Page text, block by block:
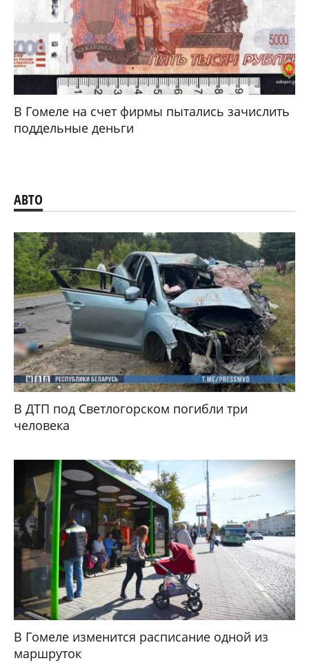
В Гомеле на счет фирмы пытались зачислить
поддельные деньги
АВТО
В ДТП под Светлогорском погибли три
человека
В Гомеле изменится расписание одной из
маршруток